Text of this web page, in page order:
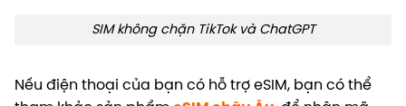
SIM không chặn TikTok và ChatGPT
Nếu điện thoại của bạn có hỗ trợ eSIM, bạn có thể